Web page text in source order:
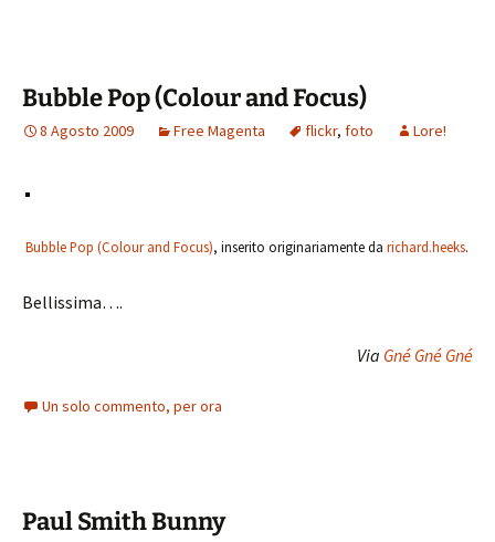
Bubble Pop (Colour and Focus)
8 Agosto 2009 Free Magenta flickr, foto Lore!
Bubble Pop (Colour and Focus), inserito originariamente da richard.heeks.
Bellissima….
Via Gné Gné Gné
Un solo commento, per ora
Paul Smith Bunny